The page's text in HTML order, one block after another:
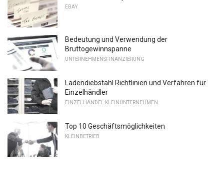
EBAY
Bedeutung und Verwendung der
Bruttogewinnspanne
UNTERNEHMENSFINANZIERUNG
Ladendiebstahl Richtlinien und Verfahren für
Einzelhändler
EINZELHANDEL KLEINUNTERNEHMEN
Top 10 Geschäftsmöglichkeiten
KLEINBETRIEB